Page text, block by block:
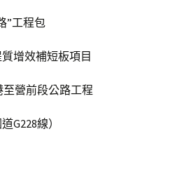
”工程包
增效補短板項目
至營前段公路工程
G228線）